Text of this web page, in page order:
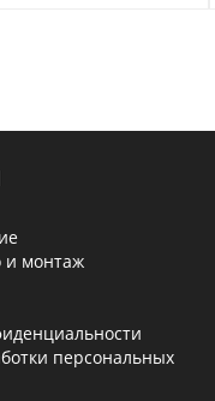
и монтаж
персональных